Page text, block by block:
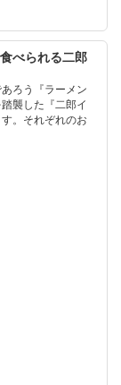
べられる二郎
ろう『ラーメン
襲した『二郎イ
。それぞれのお